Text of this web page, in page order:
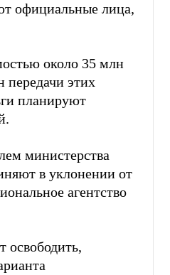
официальные лица,
около 35 млн
передачи этих
планируют
министерства
в уклонении от
агентство
освободить,